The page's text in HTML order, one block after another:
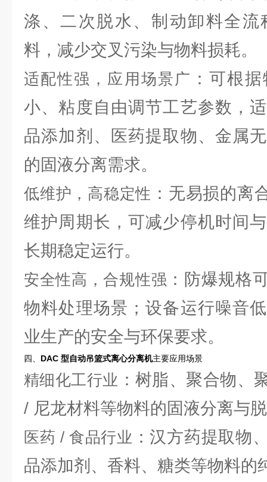
涤、二次脱水、制动卸料全流
料，减少交叉污染与物料损耗。
适配性强，应用场景广 ：可根
小、粘度自由调节工艺参数，
品添加剂、医药提取物、金属
的固液分离需求。
低维护，高稳定性 ：无易损的离
维护周期长，可减少停机时间
长期稳定运行。
安全性高，合规性强 ：防爆规格
物料处理场景；设备运行噪音
业生产的安全与环保要求。
四、 DAC 型自动吊篮式离心分离机主要应用场景
精细化工行业 ：树脂、聚合物、
/ 尼龙材料等物料的固液分离与
医药 / 食品行业 ：汉方药提取物
品添加剂、香料、糖类等物料的